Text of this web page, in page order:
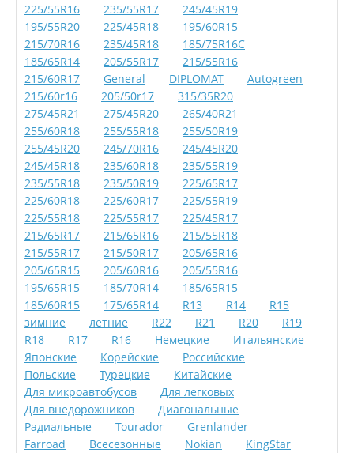
225/55R16
235/55R17
245/45R19
195/55R20
225/45R18
195/60R15
215/70R16
235/45R18
185/75R16C
185/65R14
205/55R17
215/55R16
215/60R17
General DIPLOMAT
Autogreen
215/60r16
205/50r17
315/35R20
275/45R21
275/45R20
265/40R21
255/60R18
255/55R18
255/50R19
255/45R20
245/70R16
245/45R20
245/45R18
235/60R18
235/55R19
235/55R18
235/50R19
225/65R17
225/60R18
225/60R17
225/55R19
225/55R18
225/55R17
225/45R17
215/65R17
215/65R16
215/55R18
215/55R17
215/50R17
205/65R16
205/65R15
205/60R16
205/55R16
195/65R15
185/70R14
185/65R15
185/60R15
175/65R14 R13 R14
R15
зимние
летние R22 R21 R20
R19
R18
R17 R16 Немецкие
Итальянские
Японские
Корейские
Российские
Польские
Турецкие
Китайские
Для микроавтобусов
Для легковых
Для внедорожников
Диагональные
Радиальные
Tourador
Grenlander
Farroad
Всесезонные Nokian
KingStar